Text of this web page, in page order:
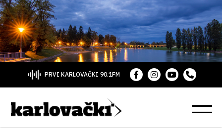
PRVI KARLOVAČKI 90.1FM